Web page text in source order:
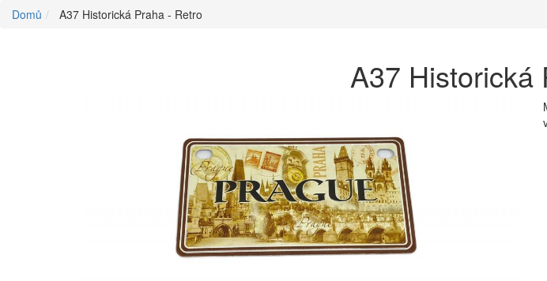
Domů A37 Historická Praha - Retro
A37 Historická